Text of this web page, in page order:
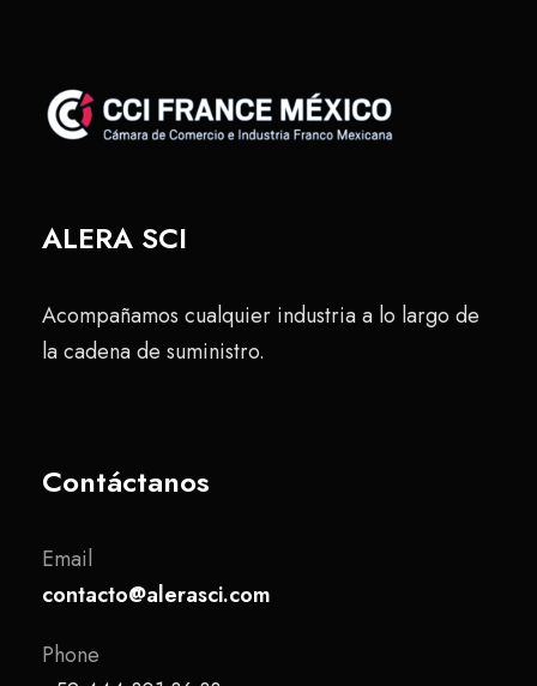
ALERA SCI
Acompañamos cualquier industria a lo largo de
la cadena de suministro.
Contáctanos
Email
contacto@alerasci.com
Phone